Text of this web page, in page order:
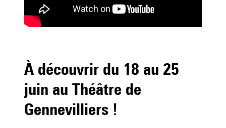
À découvrir du 18 au 25
juin au Théâtre de
Gennevilliers !